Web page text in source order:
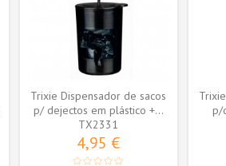
Trixie Dispensador de sacos
p/ dejectos em plástico +...
TX2331
4,95 €
p/